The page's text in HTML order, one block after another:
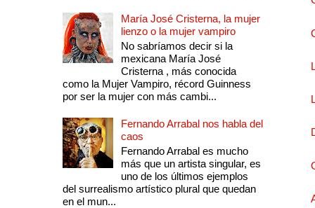
María José Cristerna, la mujer
lienzo o la mujer vampiro
No sabríamos decir si la
mexicana María José
Cristerna , más conocida
como la Mujer Vampiro, récord Guinness
por ser la mujer con más cambi...
Fernando Arrabal nos habla del
caos
Fernando Arrabal es mucho
más que un artista singular, es
uno de los últimos ejemplos
del surrealismo artístico plural que quedan
en el mun...